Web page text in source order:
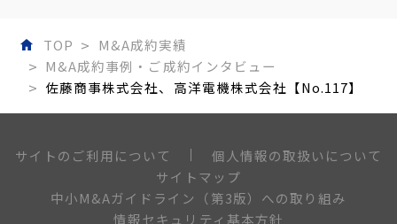
TOP
M&A成約実績
M&A成約事例・ご成約インタビュー
佐藤商事株式会社、高洋電機株式会社【No.117】
サイトのご利用について
個人情報の取扱いについて
サイトマップ
中小M&Aガイドライン（第3版）への取り組み
情報セキュリティ基本方針